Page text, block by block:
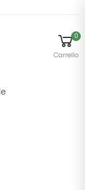
0
Carrello